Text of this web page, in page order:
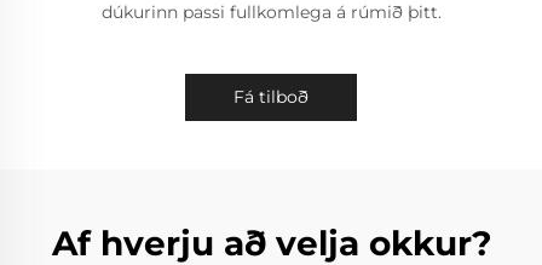
dúkurinn passi fullkomlega á rúmið þitt.
Fá tilboð
Af hverju að velja okkur?